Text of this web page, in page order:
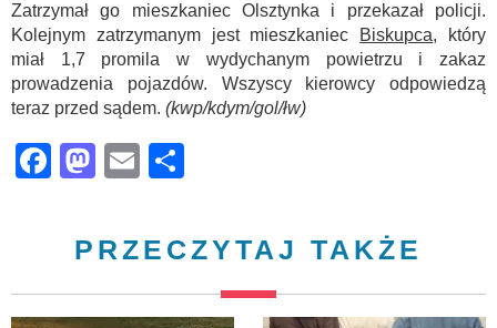
Zatrzymał go mieszkaniec Olsztynka i przekazał policji.
Kolejnym zatrzymanym jest mieszkaniec
Biskupca, który
miał 1,7 promila w wydychanym powietrzu i zakaz
prowadzenia pojazdów. Wszyscy kierowcy odpowiedzą
teraz przed sądem. (kwp/kdym/gol/łw)
Facebook
Mastodon
Email
PRZECZYTAJ TAKŻE